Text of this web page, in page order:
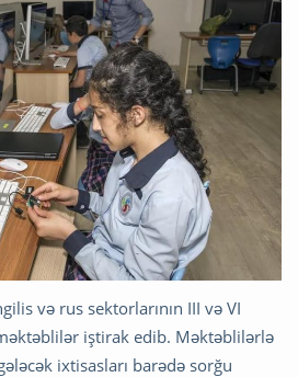
və rus sektorlarının III və VI
iştirak edib. Məktəblilərlə
ixtisasları barədə sorğu